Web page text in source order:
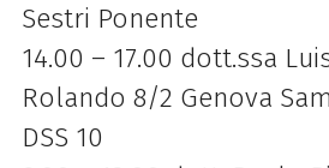
Sestri Ponente
14.00 – 17.00 dott.ssa
Rolando 8/2 Genova
DSS 10